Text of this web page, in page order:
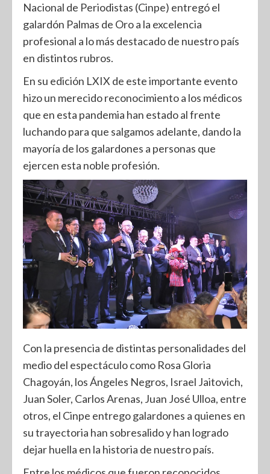
Nacional de Periodistas (Cinpe) entregó el
galardón Palmas de Oro a la excelencia
profesional a lo más destacado de nuestro país
en distintos rubros.
En su edición LXIX de este importante evento
hizo un merecido reconocimiento a los médicos
que en esta pandemia han estado al frente
luchando para que salgamos adelante, dando la
mayoría de los galardones a personas que
ejercen esta noble profesión.
Con la presencia de distintas personalidades del
medio del espectáculo como Rosa Gloria
Chagoyán, los Ángeles Negros, Israel Jaitovich,
Juan Soler, Carlos Arenas, Juan José Ulloa, entre
otros, el Cinpe entrego galardones a quienes en
su trayectoria han sobresalido y han logrado
dejar huella en la historia de nuestro país.